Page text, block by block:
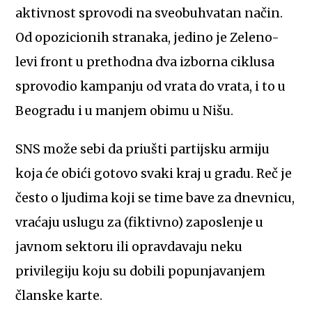
aktivnost sprovodi na sveobuhvatan način.
Od opozicionih stranaka, jedino je Zeleno-
levi front u prethodna dva izborna ciklusa
sprovodio kampanju od vrata do vrata, i to u
Beogradu i u manjem obimu u Nišu.
SNS može sebi da priušti partijsku armiju
koja će obići gotovo svaki kraj u gradu. Reč je
često o ljudima koji se time bave za dnevnicu,
vraćaju uslugu za (fiktivno) zaposlenje u
javnom sektoru ili opravdavaju neku
privilegiju koju su dobili popunjavanjem
članske karte.